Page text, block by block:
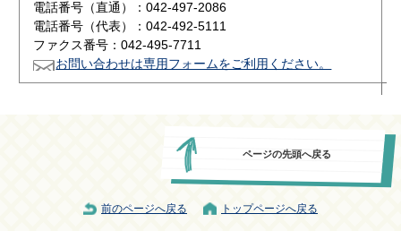
電話番号（直通）：042-497-2086
電話番号（代表）：042-492-5111
ファクス番号：042-495-7711
お問い合わせは専用フォームをご利用ください。
ページの先頭へ戻る
前のページへ戻る トップページへ戻る